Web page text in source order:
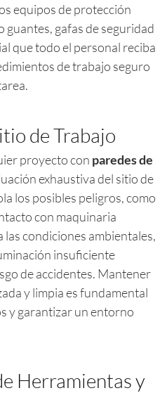
equipos de protección
guantes, gafas de seguridad
que todo el personal reciba
de trabajo seguro
de Trabajo
proyecto con paredes de
exhaustiva del sitio de
los posibles peligros, como
con maquinaria
las condiciones ambientales,
insuficiente
de accidentes. Mantener
y limpia es fundamental
y garantizar un entorno
Herramientas y